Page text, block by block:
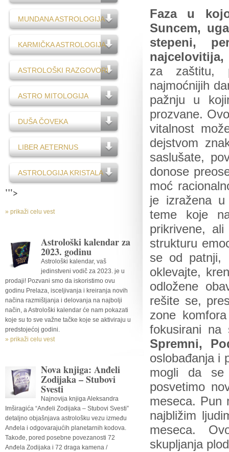
MUNDANA ASTROLOGIJA
KARMIČKA ASTROLOGIJA
ASTROLOŠKI RAZGOVORI
ASTRO MITOLOGIJA
DUŠA ČOVEKA
LIBER AETERNUS
ASTROLOGIJA KRISTALA
'">
» prikaži celu vest
Astrološki kalendar za
2023. godinu
Astrološki kalendar, vaš
jedinstveni vodič za 2023. je u
prodaji! Pozvani smo da iskoristimo ovu
godinu Prelaza, isceljivanja i kreiranja novih
načina razmišljanja i delovanja na najbolji
način, a Astrološki kalendar će nam pokazati
koje su to sve važne tačke koje se aktiviraju u
predstojećoj godini.
» prikaži celu vest
Nova knjiga: Anđeli
Zodijaka – Stubovi
Svesti
Najnovija knjiga Aleksandra
Imširagića “Anđeli Zodijaka – Stubovi Svesti”
detaljno objašnjava astrološku vezu između
Anđela i odgovarajućih planetarnih kodova.
Takođe, pored posebne povezanosti 72
Anđela Zodijaka i 72 draga kamena /
Faza u
Suncem,
stepeni,
za zaštitu,
najmoćnijih
pažnju u
prozvane.
vitalnost
dejstvom
saslušate,
donose
moć
je izražena u
teme koje
prikrivene,
strukturu
se od patnji,
oklevajte,
odložene
rešite se,
zone
fokusirani
Spremni,
oslobađanja i
mogli da se
posvetimo
meseca. Pun
najbližim
meseca.
skupljanja